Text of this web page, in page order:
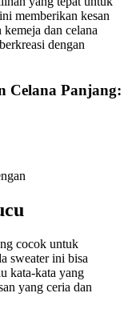
memberikan kesan
dan celana
dengan
Celana Panjang:
cocok untuk
sweater ini bisa
kata-kata yang
yang ceria dan